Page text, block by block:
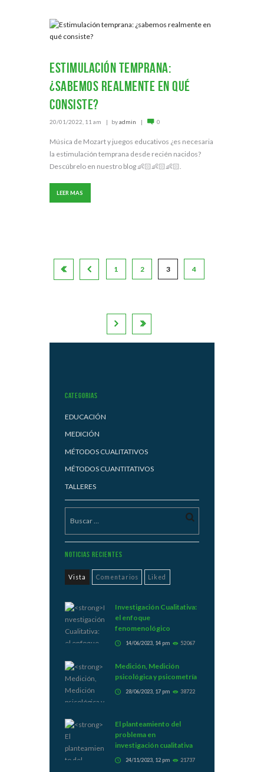
Estimulación temprana:
¿sabemos realmente en qué
consiste?
20/01/2022, 11 am byadmin 0
Música de Mozart y juegos educativos ¿es necesaria
la estimulación temprana desde recién nacidos?
Descúbrelo en nuestro blog 👶🏻👶🏻👶🏻.
LEER MAS
1 2 3 4
Categorias
EDUCACIÓN
MEDICIÓN
MÉTODOS CUALITATIVOS
MÉTODOS CUANTITATIVOS
TALLERES
Noticias Recientes
Vista Comentarios Liked
Investigación Cualitativa:
el enfoque
fenomenológico
14/06/2023, 14 pm 52067
Medición, Medición
psicológica y psicometría
28/06/2023, 17 pm 38722
El planteamiento del
problema en
investigación cualitativa
24/11/2023, 12 pm 21737